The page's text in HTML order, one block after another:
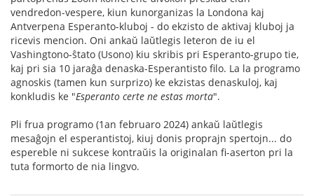
vendredon-vespere, kiun kunorganizas la Londona kaj
Antverpena Esperanto-kluboj - do ekzisto de aktivaj kluboj ja
ricevis mencion. Oni ankaŭ laŭtlegis leteron de iu el
Vashingtono-ŝtato (Usono) kiu skribis pri Esperanto-grupo tie,
kaj pri sia 10 jaraĝa denaska-Esperantisto filo. La la programo
agnoskis (tamen kun surprizo) ke ekzistas denaskuloj, kaj
konkludis ke "Esperanto certe ne estas morta".
Pli frua programo (1an februaro 2024) ankaŭ laŭtlegis
mesaĝojn el esperantistoj, kiuj donis proprajn spertojn... do
espereble ni sukcese kontraŭis la originalan fi-aserton pri la
tuta formorto de nia lingvo.